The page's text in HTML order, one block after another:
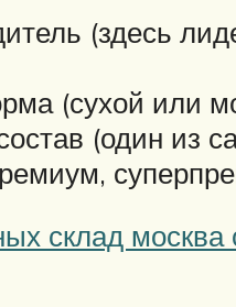
(здесь
(сухой или
(один из
склад москва